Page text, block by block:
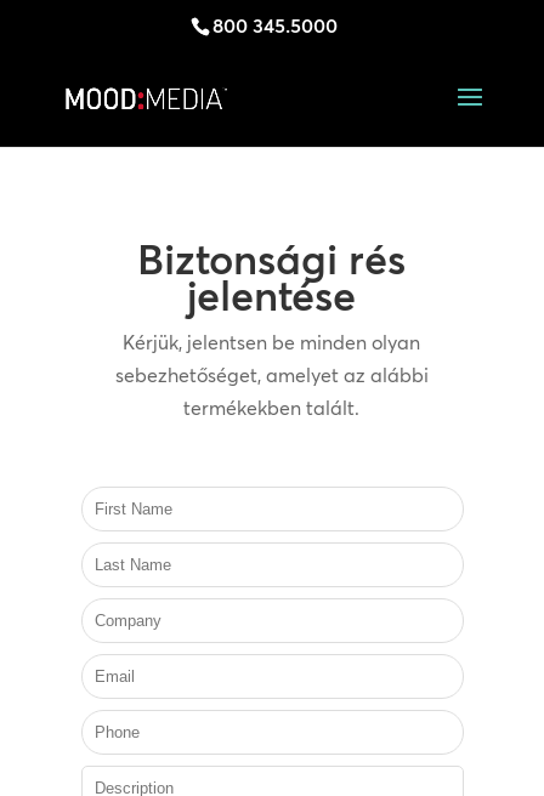
800 345.5000
Biztonsági rés
jelentése
Kérjük, jelentsen be minden olyan
sebezhetőséget, amelyet az alábbi
termékekben talált.